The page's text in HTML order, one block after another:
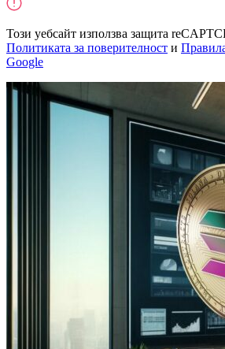
Този уебсайт използва защита
Политиката за поверителност и
Google